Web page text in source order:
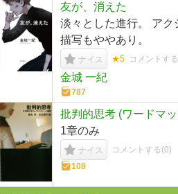
友が、消えた
淡々とした進行。 ア
描写もややあり。
ナイス ★5 コメントす
金城 一紀
787
批判的思考 (ワードマ
1章のみ
ナイス コメントする(0)
108